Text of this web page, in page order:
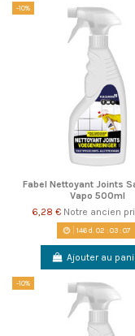
-10%
Fabel Nettoyant Joints
Vapo 500ml
6,28 € Notre ancien
146d. 02 :03:06
Ajouter au
-10%